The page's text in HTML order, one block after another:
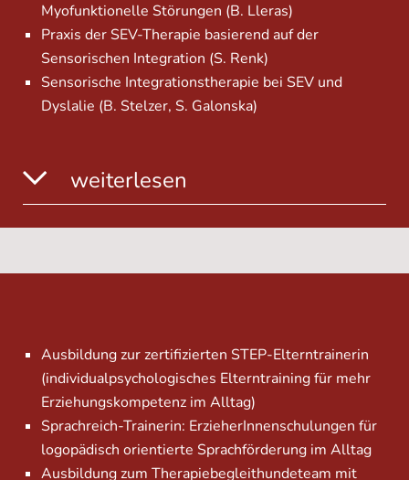
Myofunktionelle Störungen (B. Lleras)
Praxis der SEV-Therapie basierend auf der
Sensorischen Integration (S. Renk)
Sensorische Integrationstherapie bei SEV und
Dyslalie (B. Stelzer, S. Galonska)
weiterlesen
Ausbildung zur zertifizierten STEP-Elterntrainerin
(individualpsychologisches Elterntraining für mehr
Erziehungskompetenz im Alltag)
Sprachreich-Trainerin: ErzieherInnenschulungen für
logopädisch orientierte Sprachförderung im Alltag
Ausbildung zum Therapiebegleithundeteam mit